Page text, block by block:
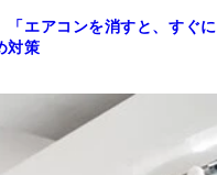
エアコンを消すと、すぐに
対策